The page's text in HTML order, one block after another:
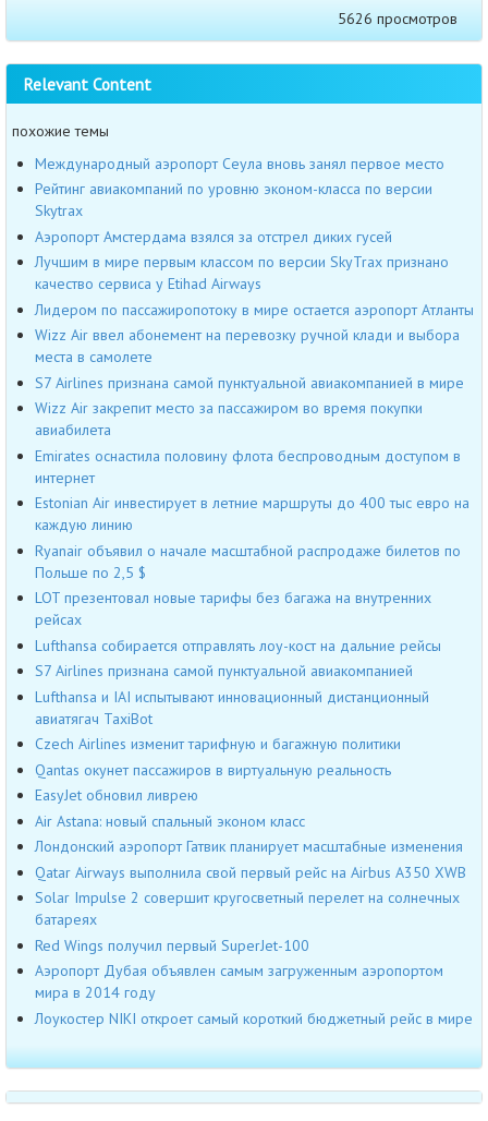
5626 просмотров
Relevant Content
похожие темы
Международный аэропорт Сеула вновь занял первое место
Рейтинг авиакомпаний по уровню эконом-класса по версии
Skytrax
Аэропорт Амстердама взялся за отстрел диких гусей
Лучшим в мире первым классом по версии SkyTrax признано
качество сервиса у Etihad Airways
Лидером по пассажиропотоку в мире остается аэропорт Атланты
Wizz Air ввел абонемент на перевозку ручной клади и выбора
места в самолете
S7 Airlines признана самой пунктуальной авиакомпанией в мире
Wizz Air закрепит место за пассажиром во время покупки
авиабилета
Emirates оснастила половину флота беспроводным доступом в
интернет
Estonian Air инвестирует в летние маршруты до 400 тыс евро на
каждую линию
Ryanair объявил о начале масштабной распродаже билетов по
Польше по 2,5 $
LOT презентовал новые тарифы без багажа на внутренних
рейсах
Lufthansa собирается отправлять лоу-кост на дальние рейсы
S7 Airlines признана самой пунктуальной авиакомпанией
Lufthansa и IAI испытывают инновационный дистанционный
авиатягач TaxiBot
Czech Airlines изменит тарифную и багажную политики
Qantas окунет пассажиров в виртуальную реальность
EasyJet обновил ливрею
Air Astana: новый спальный эконом класс
Лондонский аэропорт Гатвик планирует масштабные изменения
Qatar Airways выполнила свой первый рейс на Airbus A350 XWB
Solar Impulse 2 совершит кругосветный перелет на солнечных
батареях
Red Wings получил первый SuperJet-100
Аэропорт Дубая объявлен самым загруженным аэропортом
мира в 2014 году
Лоукостер NIKI откроет самый короткий бюджетный рейс в мире